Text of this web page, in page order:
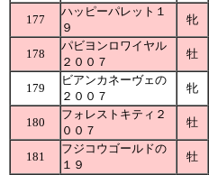
177
ハッピーパレット１
９
牝
178
パビヨンロワイヤル
２００７
牡
179
ビアンカネーヴェの
２００７
牝
180
フォレストキティ２
００７
牡
181
フジコウゴールドの
１９
牡